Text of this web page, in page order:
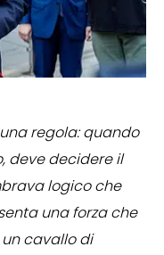
una regola: quando
deve decidere il
logico che
una forza che
cavallo di